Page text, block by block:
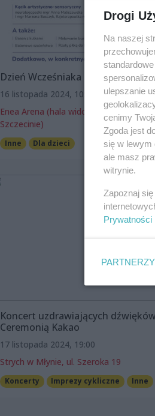
Dzień Wcześniaka 2024
16 listopada 2024, 10:00
Enea Arena (hala widowiskowo-
Szczecinie)
Inne Dla dzieci
Koncert uzdrawiających
Ceremonią Kakao
17 listopada 2024, 19:00
Strych w Młynie, ul. Szeroka 19
Koncerty Imprezy cykliczne Inne
Drogi
Na naszej
ulepszanie
cenimy
Zgoda jest
się w lewym
ale masz
witrynie.
Zapoznaj
Prywatności
PARTNERZY